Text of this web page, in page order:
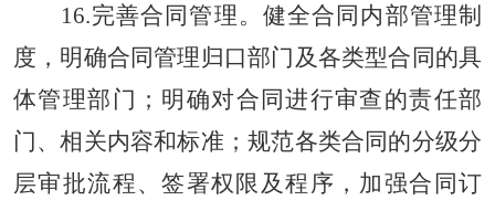
16.完善合同管理。健全合同内部管理制
度，明确合同管理归口部门及各类型合同的具
体管理部门；明确对合同进行审查的责任部
门、相关内容和标准；规范各类合同的分级分
层审批流程、签署权限及程序，加强合同订